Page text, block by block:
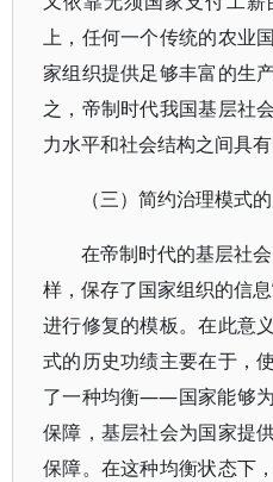
上，任何一个传统的农业
家组织提供足够丰富的生
之，帝制时代我国基层社
力水平和社会结构之间具有
（三）简约治理模式
在帝制时代的基层社
样，保存了国家组织的信
进行修复的模板。在此意
式的历史功绩主要在于，
了一种均衡——国家能够
保障，基层社会为国家提
保障。在这种均衡状态下